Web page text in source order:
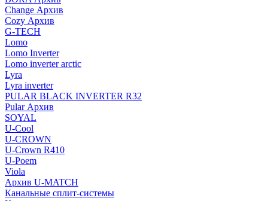
Change Архив
Cozy Архив
G-TECH
Lomo
Lomo Inverter
Lomo inverter arctic
Lyra
Lyra inverter
PULAR BLACK INVERTER R32
Pular Архив
SOYAL
U-Cool
U-CROWN
U-Crown R410
U-Poem
Viola
Архив U-MATCH
Канальные сплит-системы